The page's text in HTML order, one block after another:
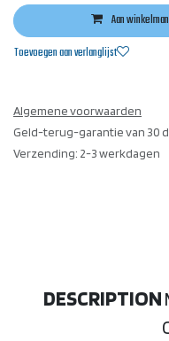
Aan
Toevoegen aan verlanglijst
Algemene voorwaarden
Geld-terug-garantie van 30
Verzending: 2-3 werkdagen
DESCRIPTION